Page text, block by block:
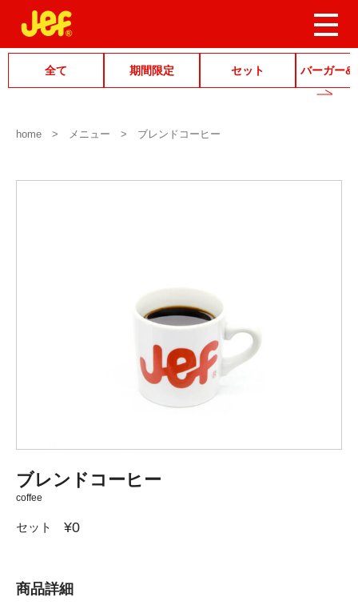
全て 期間限定 セット バーガー&
home メニュー ブレンドコーヒー
ブレンドコーヒー
coffee
セット ¥0
商品詳細